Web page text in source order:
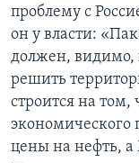
проблему с
он у власти:
должен, видимо,
решить
строится на том,
экономического
цены на нефть,